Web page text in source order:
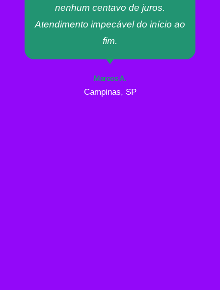
nenhum centavo de juros.
Atendimento impecável do início ao
fim.
Marcos A.
Campinas, SP